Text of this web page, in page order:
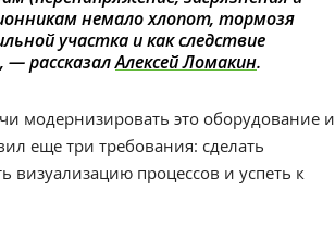
немало хлопот, тормозя
участка и как следствие
— рассказалАлексей Ломакин.
модернизировать это оборудование и
еще три требования: сделать
процессов и успеть к